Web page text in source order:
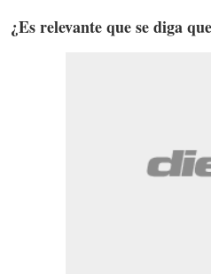
¿Es relevante que se diga